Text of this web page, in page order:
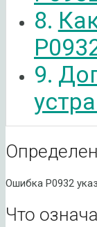
Ошибка P0932
Что